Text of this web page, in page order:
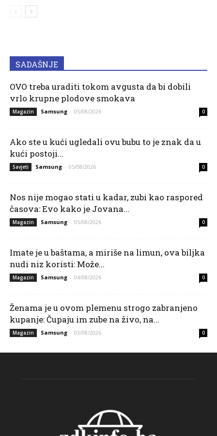
SADAŠNJE
OVO treba uraditi tokom avgusta da bi dobili
vrlo krupne plodove smokava
Magazin Samsung - 05/08/2026 0
Ako ste u kući ugledali ovu bubu to je znak da u
kući postoji...
Savjeti Samsung - 05/08/2026 0
Nos nije mogao stati u kadar, zubi kao raspored
časova: Evo kako je Jovana...
Magazin Samsung - 05/08/2026 0
Imate je u baštama, a miriše na limun, ova biljka
nudi niz koristi: Može...
Magazin Samsung - 04/08/2026 0
Ženama je u ovom plemenu strogo zabranjeno
kupanje: Čupaju im zube na živo, na...
Magazin Samsung - 03/08/2026 0